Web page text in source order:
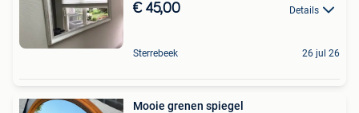
€ 45,00 Details
Sterrebeek 26 jul 26
Mooie grenen spiegel